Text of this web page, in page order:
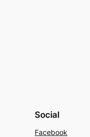
Social
Facebook